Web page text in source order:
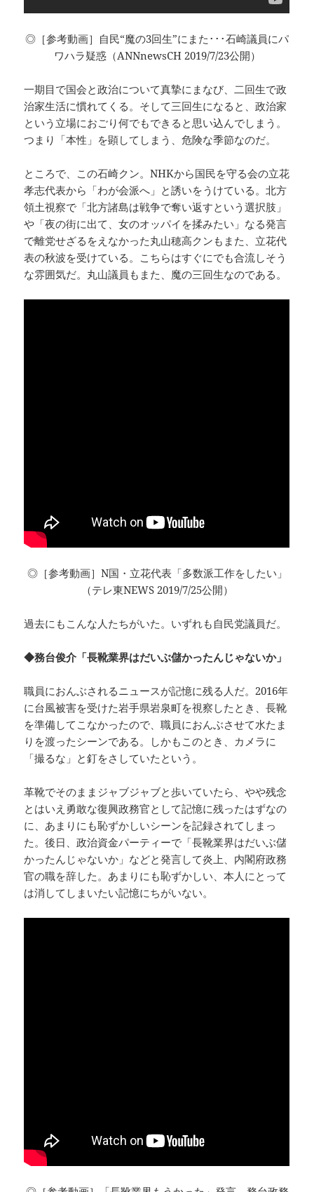
◎［参考動画］自民“魔の3回生”にまた･･･石崎議員にパ
ワハラ疑惑（ANNnewsCH 2019/7/23公開）
一期目で国会と政治について真摯にまなび、二回生で政
治家生活に慣れてくる。そして三回生になると、政治家
という立場におごり何でもできると思い込んでしまう。
つまり「本性」を顕してしまう、危険な季節なのだ。
ところで、この石崎クン。NHKから国民を守る会の立花
孝志代表から「わが会派へ」と誘いをうけている。北方
領土視察で「北方諸島は戦争で奪い返すという選択肢」
や「夜の街に出て、女のオッパイを揉みたい」なる発言
で離党せざるをえなかった丸山穂高クンもまた、立花代
表の秋波を受けている。こちらはすぐにでも合流しそう
な雰囲気だ。丸山議員もまた、魔の三回生なのである。
◎［参考動画］N国・立花代表「多数派工作をしたい」
（テレ東NEWS 2019/7/25公開）
過去にもこんな人たちがいた。いずれも自民党議員だ。
◆務台俊介「長靴業界はだいぶ儲かったんじゃないか」
職員におんぶされるニュースが記憶に残る人だ。2016年
に台風被害を受けた岩手県岩泉町を視察したとき、長靴
を準備してこなかったので、職員におんぶさせて水たま
りを渡ったシーンである。しかもこのとき、カメラに
「撮るな」と釘をさしていたという。
革靴でそのままジャブジャブと歩いていたら、やや残念
とはいえ勇敢な復興政務官として記憶に残ったはずなの
に、あまりにも恥ずかしいシーンを記録されてしまっ
た。後日、政治資金パーティーで「長靴業界はだいぶ儲
かったんじゃないか」などと発言して炎上、内閣府政務
官の職を辞した。あまりにも恥ずかしい、本人にとって
は消してしまいたい記憶にちがいない。